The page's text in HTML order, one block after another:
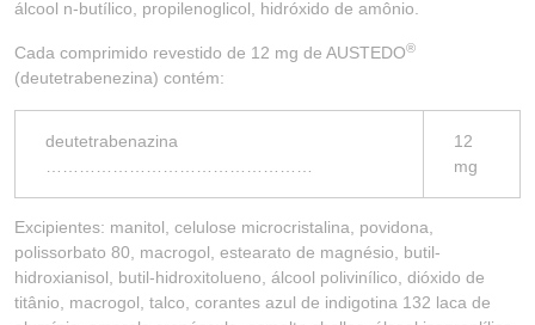
álcool n-butílico, propilenoglicol, hidróxido de amônio.
Cada comprimido revestido de 12 mg de AUSTEDO®
(deutetrabenezina) contém:
deutetrabenazina
12
mg
Excipientes: manitol, celulose microcristalina, povidona,
polissorbato 80, macrogol, estearato de magnésio, butil-
hidroxianisol, butil-hidroxitolueno, álcool polivinílico, dióxido de
titânio, macrogol, talco, corantes azul de indigotina 132 laca de